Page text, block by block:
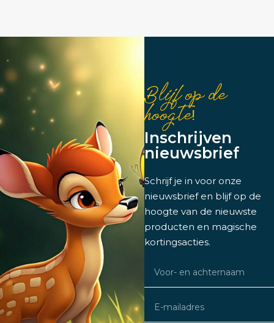
Blijf op de
hoogte!
Inschrijven
nieuwsbrief
Schrijf je in voor onze
nieuwsbrief en blijf op de
hoogte van de nieuwste
producten en magische
kortingsacties.